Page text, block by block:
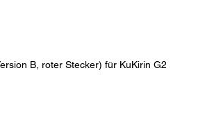
B, roter Stecker) für KuKirin G2